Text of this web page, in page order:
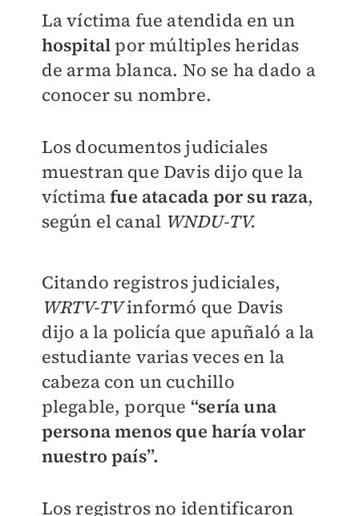
La víctima fue atendida en un
hospital por múltiples heridas
de arma blanca. No se ha dado a
conocer su nombre.
Los documentos judiciales
muestran que Davis dijo que la
víctimafue atacada por su raza,
según el canal WNDU-TV.
Citando registros judiciales,
WRTV-TVinformó que Davis
dijo a la policía que apuñaló a la
estudiante varias veces en la
cabeza con un cuchillo
plegable, porque “sería una
persona menos que haría volar
nuestro país”.
Los registros no identificaron